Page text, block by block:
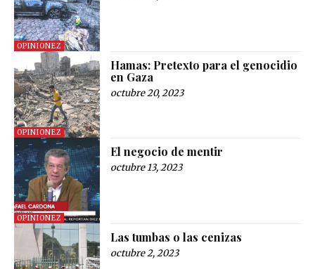
OPINIONEZ
OPINIONEZ
Hamas: Pretexto para el genocidio
en Gaza
octubre 20, 2023
OPINIONEZ
El negocio de mentir
octubre 13, 2023
Las tumbas o las cenizas
octubre 2, 2023